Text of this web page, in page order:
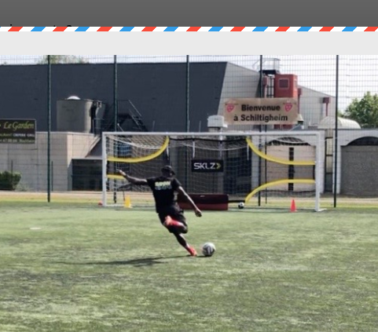
?
avec un ou deux matchs amicaux par semaine. Nous jouons Ottawa
victoire 0-3)
, qui a effectué un gros recrutement et qui sera
championnat.
cette saisons ?
staff est très exigeant et chaque détail est pris en compte, car nous
2 semaines, que penses-tu des séances spécifiques à ton
spécifiques que l’on a pu faire m’ont permis de retoucher le ballon
d’attaquant. Les séances sont totalement personnalisées et